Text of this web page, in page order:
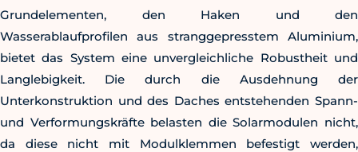
Grundelementen, den Haken und den
Wasserablaufprofilen aus stranggepresstem Aluminium,
bietet das System eine unvergleichliche Robustheit und
Langlebigkeit. Die durch die Ausdehnung der
Unterkonstruktion und des Daches entstehenden Spann-
und Verformungskräfte belasten die Solarmodulen nicht,
da diese nicht mit Modulklemmen befestigt werden,